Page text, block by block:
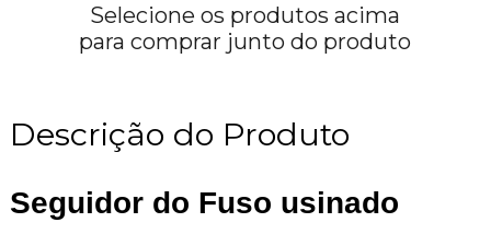
Selecione os produtos acima
para comprar junto do produto
Descrição do Produto
Seguidor do Fuso usinado